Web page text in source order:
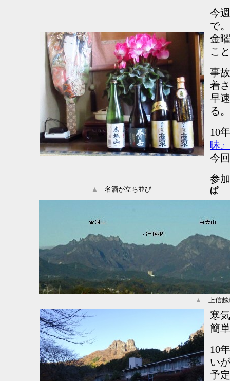
今
で。
金
こ
事
着
早
る。
10
昧』
今
参
ぱ
▲ 名酒が立ち並び
▲ 上信越
寒
簡
10
い
予